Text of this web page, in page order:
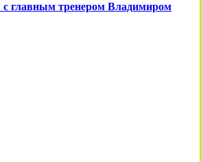
с главным тренером Владимиром